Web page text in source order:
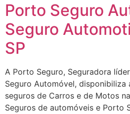
Porto Seguro
Seguro
SP
A Porto Seguro, Seguradora
Seguro Automóvel, disponibiliza
seguros de Carros e de Motos
Seguros de automóveis e Porto